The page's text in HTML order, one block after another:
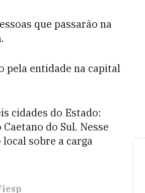
que passarão na
pela entidade na capital
cidades do Estado:
do Sul. Nesse
sobre a carga